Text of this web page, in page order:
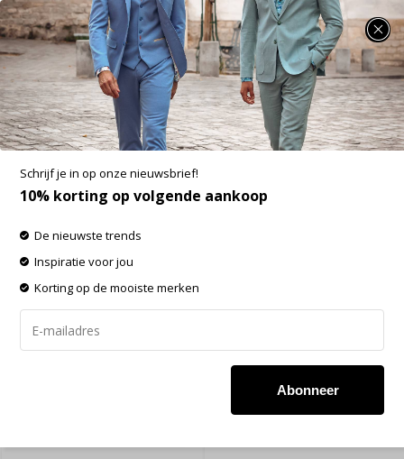
SUMMER SALE: 25% t/m 50% korting op heel veel zomerse items!
Spijkerbroeken
-60% op de gehele OUTLET!
Filters Sorteren op:
Schrijf je in op onze nieuwsbrief!
10% korting op volgende aankoop
De nieuwste trends
Inspiratie voor jou
Korting op de mooiste merken
Abonneer